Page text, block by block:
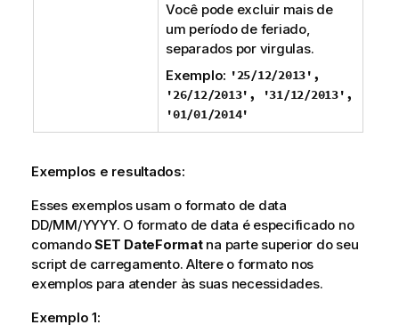
Você pode excluir mais de
um período de feriado,
separados por virgulas.
Exemplo: '25/12/2013',
'26/12/2013', '31/12/2013',
'01/01/2014'
Exemplos e resultados:
Esses exemplos usam o formato de data
DD/MM/YYYY. O formato de data é especificado no
comandoSET DateFormatna parte superior do seu
script de carregamento. Altere o formato nos
exemplos para atender às suas necessidades.
Exemplo 1: